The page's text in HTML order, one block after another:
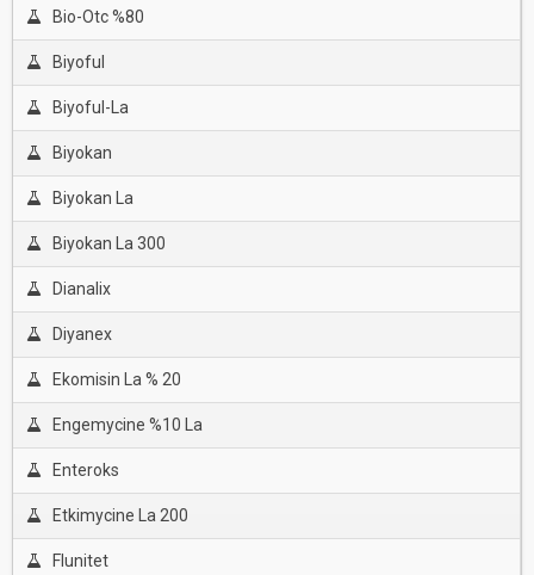
Bio-Otc %80
Biyoful
Biyoful-La
Biyokan
Biyokan La
Biyokan La 300
Dianalix
Diyanex
Ekomisin La % 20
Engemycine %10 La
Enteroks
Etkimycine La 200
Flunitet